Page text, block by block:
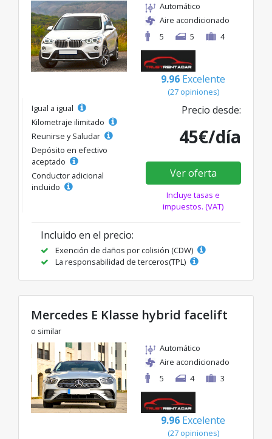
Automático
Aire acondicionado
5
5 4
9.96 Excelente
(27 opiniones)
Igual a igual
Kilometraje ilimitado
Reunirse y Saludar
Depósito en efectivo
aceptado
Conductor adicional
incluido
Precio desde:
45€/día
Ver oferta
Incluye tasas e
impuestos. (VAT)
Incluido en el precio:
Exención de daños por colisión (CDW)
La responsabilidad de terceros(TPL)
Mercedes E Klasse hybrid facelift
o similar
Automático
Aire acondicionado
5
4 3
9.96 Excelente
(27 opiniones)